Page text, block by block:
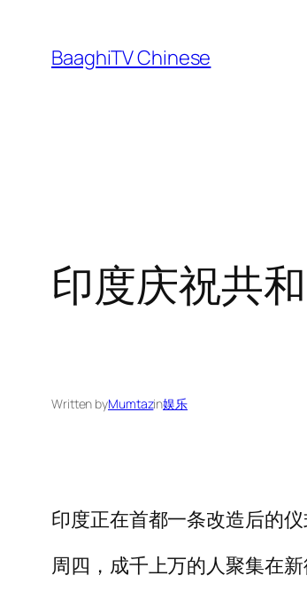
content
BaaghiTV Chinese
印度庆祝共
Written byMumtazin娱乐
印度正在首都一条改造后的仪
周四，成千上万的人聚集在